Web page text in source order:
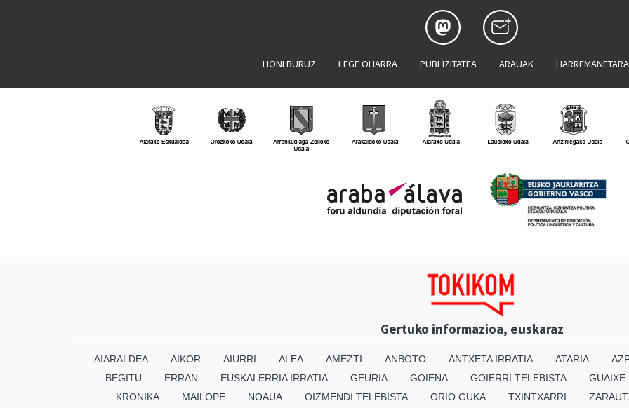
HONI BURUZ LEGE OHARRA PUBLIZITATEA ARAUAK
Gertuko informazioa, euskaraz
AIARALDEA AIKOR AIURRI ALEA AMEZTI ANBOTO ANTXETA IRRATIA ATARIA
BEGITU
ERRAN EUSKALERRIA IRRATIA GEURIA GOIENA GOIERRI TELEBISTA
GUAIXE
KRONIKA
MAILOPE NOAUA OIZMENDI TELEBISTA ORIO GUKA TXINTXARRI